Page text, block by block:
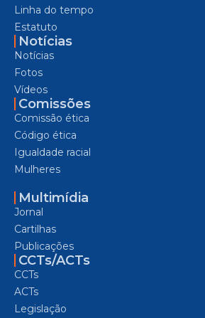
Linha do tempo
Estatuto
Notícias
Notícias
Fotos
Vídeos
Comissões
Comissão ética
Código ética
Igualdade racial
Mulheres
Multimídia
Jornal
Cartilhas
Publicações
CCTs/ACTs
CCTs
ACTs
Legislação